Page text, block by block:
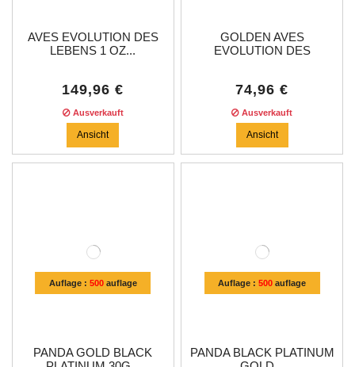
AVES EVOLUTION DES
LEBENS 1 OZ...
149,96 €
Ausverkauft
Ansicht
GOLDEN AVES
EVOLUTION DES
74,96 €
Ausverkauft
Ansicht
Auflage : 500auflage
PANDA GOLD BLACK
Auflage :500 auflage
PANDA BLACK PLATINUM